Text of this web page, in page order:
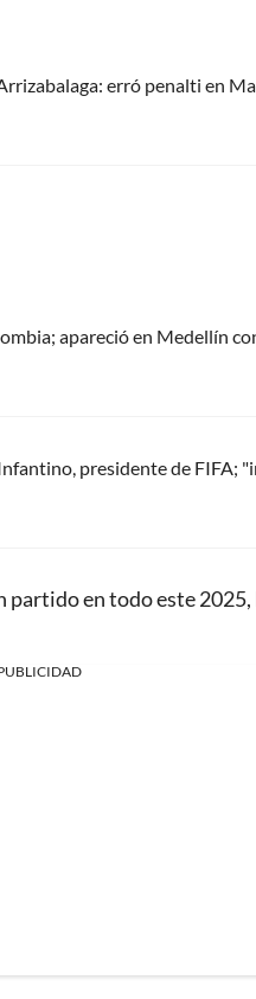
erró penalti en
apareció en Medellín
presidente de
en todo este